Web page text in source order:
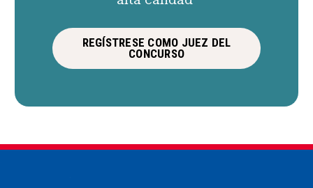
REGÍSTRESE COMO JUEZ DEL
CONCURSO